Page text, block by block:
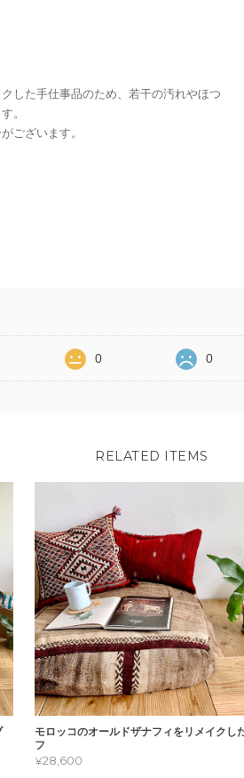
した手仕事品のため、若干の汚れやほつ
。
ございます。
0 0
RELATED ITEMS
モロッコのオールドザナフィをリメイクし
フ
¥28,600